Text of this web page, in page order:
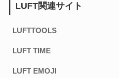
LUFT関連サイト
LUFTTOOLS
LUFT TIME
LUFT EMOJI